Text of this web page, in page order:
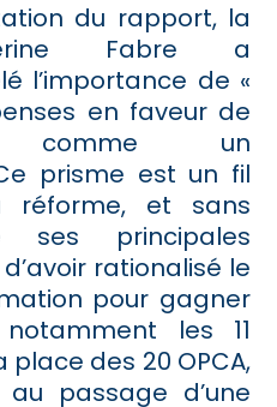
du rapport, la
Fabre a
l’importance de «
en faveur de
comme un
prisme est un fil
réforme, et sans
ses principales
rationalisé le
pour gagner
les 11
place des 20 OPCA,
passage d’une